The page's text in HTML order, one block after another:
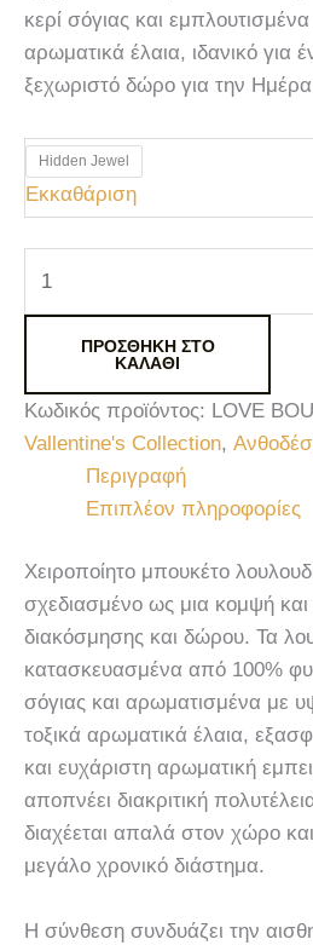
κερί σόγιας και
αρωματικά έλαια, ιδανικό για
ξεχωριστό δώρο για την Ημέρα
Hidden Jewel
Εκκαθάριση
ΠΡΟΣΘΉΚΗ ΣΤΟ
ΚΑΛΆΘΙ
Κωδικός προϊόντος: LOVE
Vallentine's Collection,
Περιγραφή
Επιπλέον πληροφορίες
Χειροποίητο μπουκέτο
σχεδιασμένο ως μια κομψή
διακόσμησης και δώρου. Τα
κατασκευασμένα από 100%
σόγιας και αρωματισμένα με
τοξικά αρωματικά έλαια,
και ευχάριστη αρωματική
αποπνέει διακριτική
διαχέεται απαλά στον χώρο
μεγάλο χρονικό διάστημα.
Η σύνθεση συνδυάζει την